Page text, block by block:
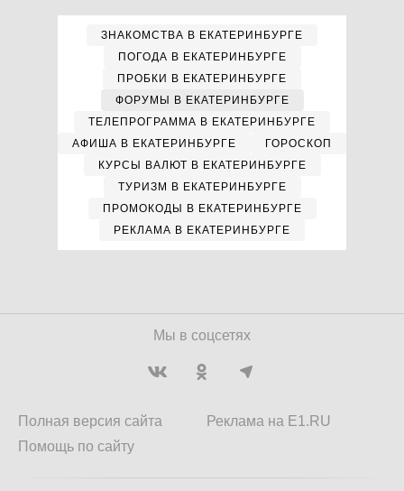
ЗНАКОМСТВА В ЕКАТЕРИНБУРГЕ
ПОГОДА В ЕКАТЕРИНБУРГЕ
ПРОБКИ В ЕКАТЕРИНБУРГЕ
ФОРУМЫ В ЕКАТЕРИНБУРГЕ
ТЕЛЕПРОГРАММА В ЕКАТЕРИНБУРГЕ
АФИША В ЕКАТЕРИНБУРГЕ
ГОРОСКОП
КУРСЫ ВАЛЮТ В ЕКАТЕРИНБУРГЕ
ТУРИЗМ В ЕКАТЕРИНБУРГЕ
ПРОМОКОДЫ В ЕКАТЕРИНБУРГЕ
РЕКЛАМА В ЕКАТЕРИНБУРГЕ
Мы в соцсетях
Полная версия сайта
Помощь по сайту
Реклама на E1.RU